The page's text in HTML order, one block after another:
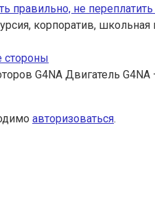
правильно, не
корпоратив,
стороны
G4NA Двигатель
авторизоваться.